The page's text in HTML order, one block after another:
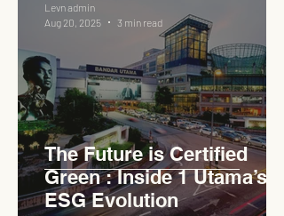
The Future is Certified
Green : Inside 1 Utama’s
ESG Evolution
Levn admin
Aug 20, 2025
3 min read